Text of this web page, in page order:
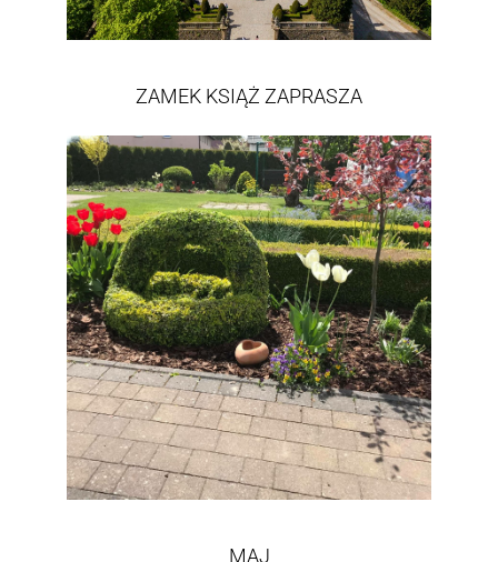
ZAMEK KSIĄŻ ZAPRASZA
MAJ